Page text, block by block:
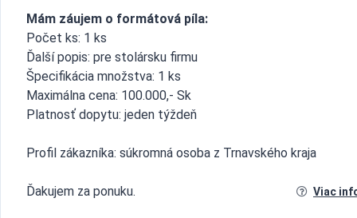
Mám záujem o formátová píla:
Počet ks: 1 ks
Ďalší popis: pre stolársku firmu
Špecifikácia množstva: 1 ks
Maximálna cena: 100.000,- Sk
Platnosť dopytu: jeden týždeň
Profil zákazníka: súkromná osoba z Trnavského kraja
Ďakujem za ponuku. Viac